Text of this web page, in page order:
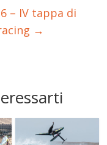
– IV tappa di
→